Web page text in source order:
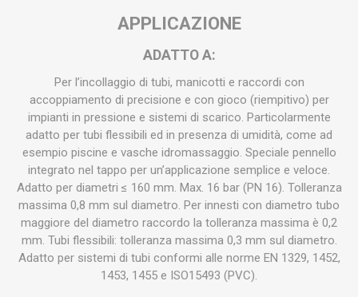
APPLICAZIONE
ADATTO A:
Per l’incollaggio di tubi, manicotti e raccordi con
accoppiamento di precisione e con gioco (riempitivo) per
impianti in pressione e sistemi di scarico. Particolarmente
adatto per tubi flessibili ed in presenza di umidità, come ad
esempio piscine e vasche idromassaggio. Speciale pennello
integrato nel tappo per un’applicazione semplice e veloce.
Adatto per diametri ≤ 160 mm. Max. 16 bar (PN 16). Tolleranza
massima 0,8 mm sul diametro. Per innesti con diametro tubo
maggiore del diametro raccordo la tolleranza massima è 0,2
mm. Tubi flessibili: tolleranza massima 0,3 mm sul diametro.
Adatto per sistemi di tubi conformi alle norme EN 1329, 1452,
1453, 1455 e ISO15493 (PVC).